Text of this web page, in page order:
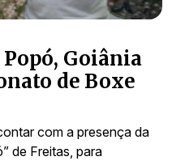
Popó, Goiânia
de Boxe
com a presença da
de Freitas, para